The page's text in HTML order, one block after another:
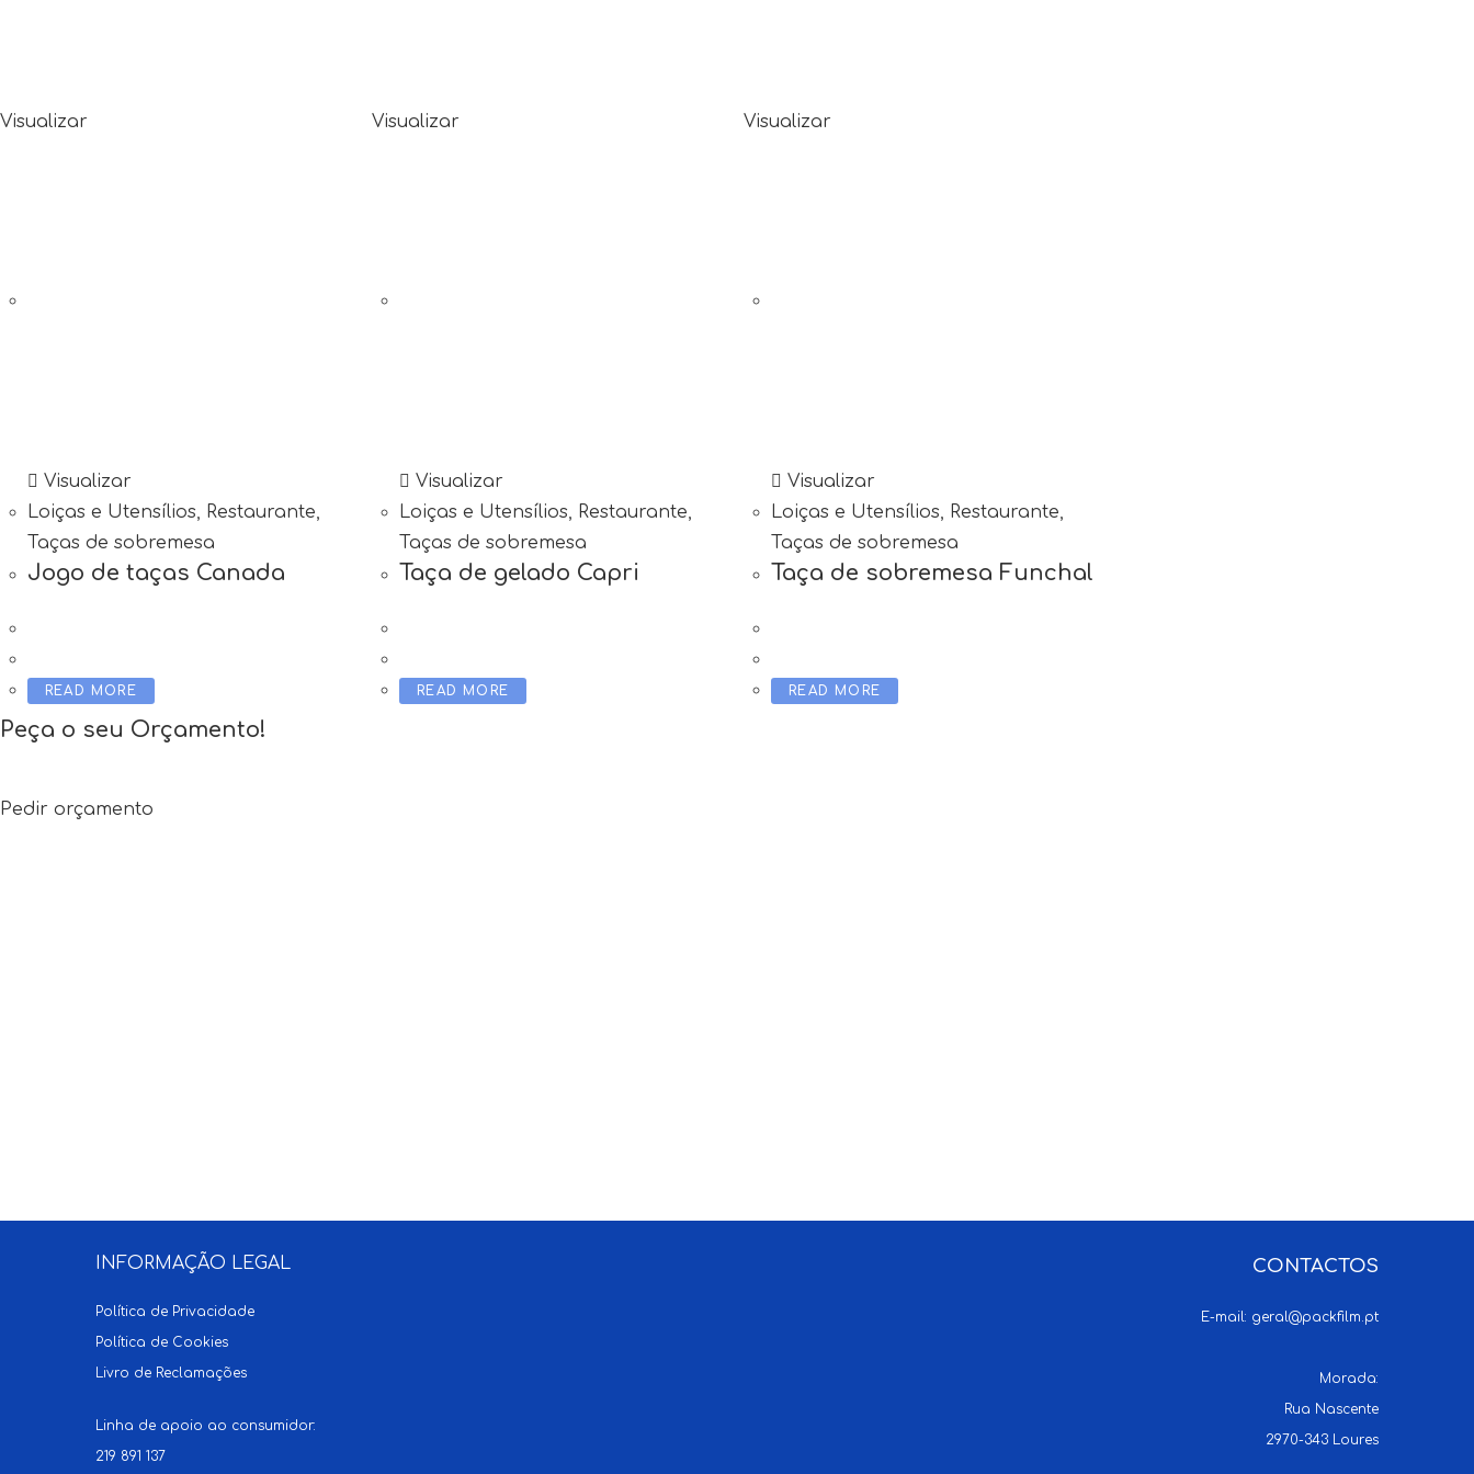
Visualizar
Visualizar
Loiças e Utensílios, Restaurante,
Taças de sobremesa
Jogo de taças Canada
READ MORE
Visualizar
Visualizar
Loiças e Utensílios, Restaurante,
Taças de sobremesa
Taça de gelado Capri
READ MORE
Visualizar
Visualizar
Loiças e Utensílios, Restaurante,
Taças de sobremesa
Taça de sobremesa Funchal
READ MORE
Peça o seu Orçamento!
Pedir orçamento
INFORMAÇÃO LEGAL
Política de Privacidade
Política de Cookies
Livro de Reclamações
Linha de apoio ao consumidor:
219 891 137
CONTACTOS
E-mail: geral@packfilm.pt
Morada:
Rua Nascente
2970-343 Loures